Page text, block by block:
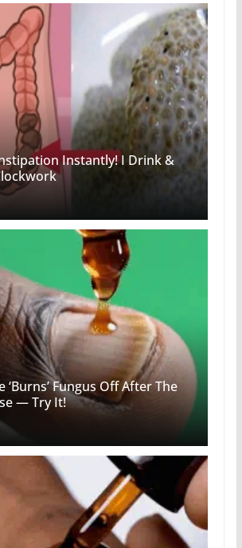
Instantly! I Drink &
Fungus Off After The
— Try It!